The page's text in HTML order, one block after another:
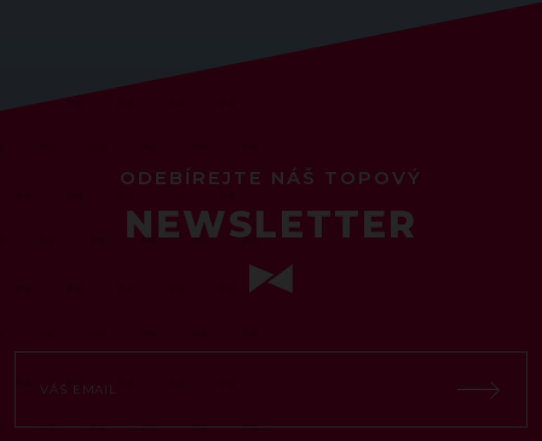
ODEBÍREJTE NÁŠ TOPOVÝ
NEWSLETTER